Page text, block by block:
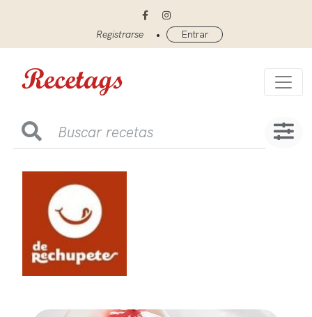
Registrarse • Entrar